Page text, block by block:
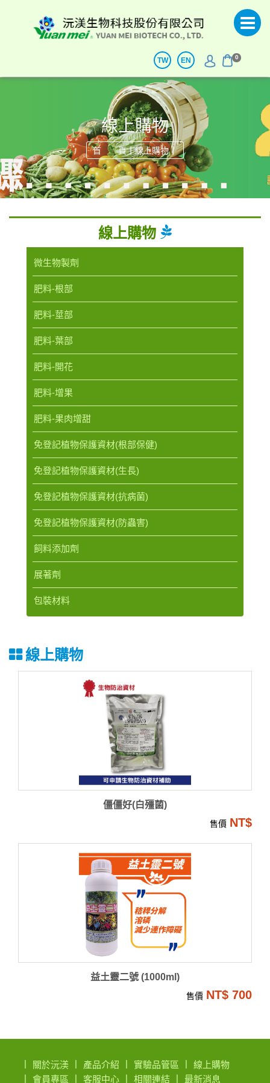
0
TW EN
線上購物
首 頁 | 線上購物 |
線上購物
微生物製劑
肥料-根部
肥料-莖部
肥料-葉部
肥料-開花
肥料-增果
肥料-果肉增甜
免登記植物保護資材(根部保健)
免登記植物保護資材(生長)
免登記植物保護資材(抗病菌)
免登記植物保護資材(防蟲害)
飼料添加劑
展著劑
包裝材料
線上購物
僵僵好(白殭菌)
售價 NT$
益土靈二號 (1000ml)
售價 NT$ 700
關於沅渼 產品介紹 實驗品管區
線上購物
會員專區
客服中心 相關連結 最新消息